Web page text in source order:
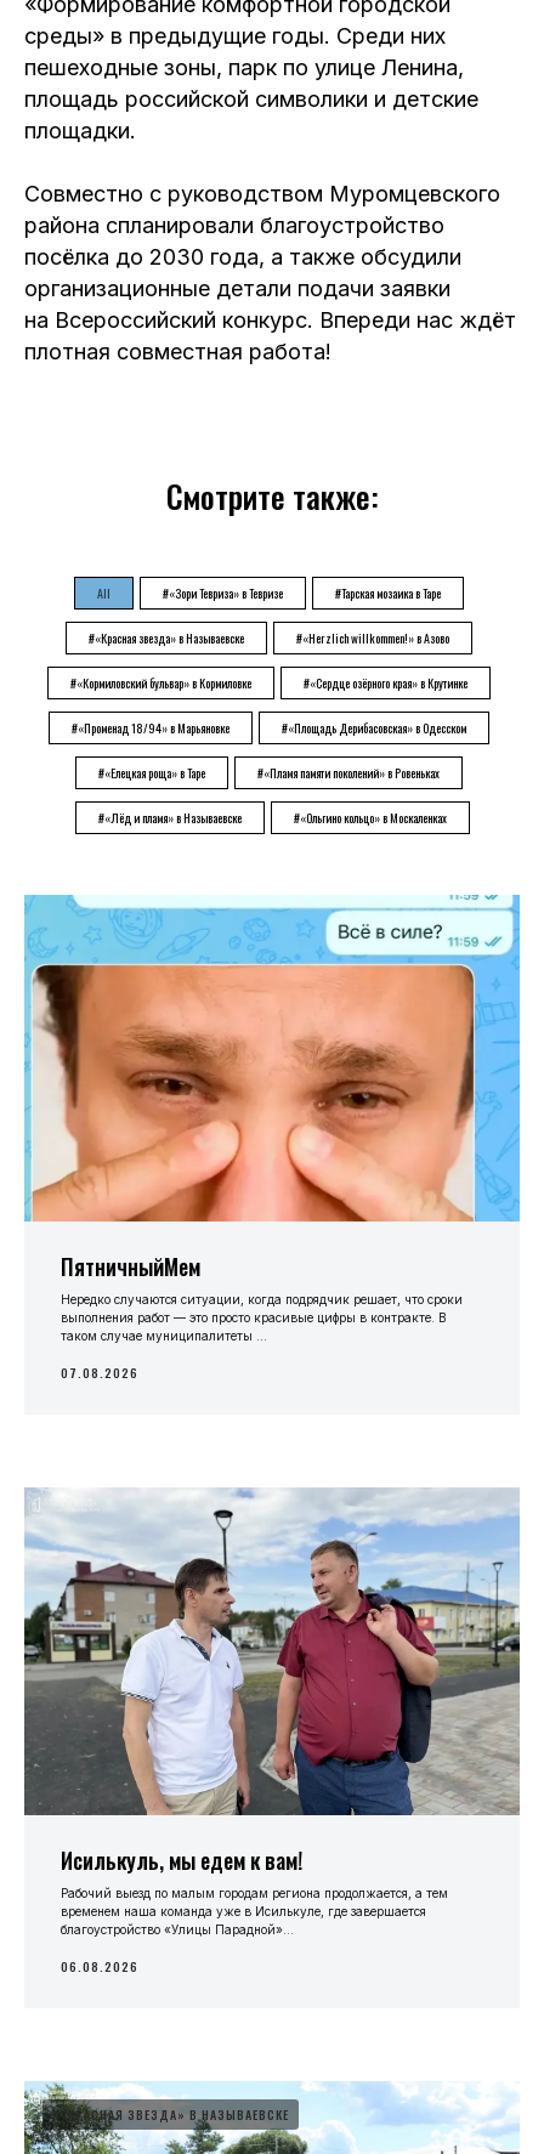
среды» в предыдущие годы. Среди них
пешеходные зоны, парк по улице Ленина,
площадь российской символики и детские
площадки.
Совместно с руководством Муромцевского
района спланировали благоустройство
посёлка до 2030 года, а также обсудили
организационные детали подачи заявки
на Всероссийский конкурс. Впереди нас ждёт
плотная совместная работа!
Смотрите также:
All #«Зори Тевриза» в Тевризе #Тарская мозаика в Таре
#«Красная звезда» в Называевске #«Herzlich willkommen!» в Азово
#«Кормиловский бульвар» в Кормиловке #«Сердце озёрного края» в Крутинке
#«Променад 18/94» в Марьяновке #«Площадь Дерибасовская» в Одесском
#«Елецкая роща» в Таре #«Пламя памяти поколений» в Ровеньках
#«Лёд и пламя» в Называевске #«Ольгино кольцо» в Москаленках
ПятничныйМем
Нередко случаются ситуации, когда подрядчик решает, что сроки
выполнения работ — это просто красивые цифры в контракте. В
таком случае муниципалитеты ...
07.08.2026
Исилькуль, мы едем к вам!
Рабочий выезд по малым городам региона продолжается, а тем
временем наша команда уже в Исилькуле, где завершается
благоустройство «Улицы Парадной»...
06.08.2026
#«КРАСНАЯ ЗВЕЗДА» В НАЗЫВАЕВСКЕ